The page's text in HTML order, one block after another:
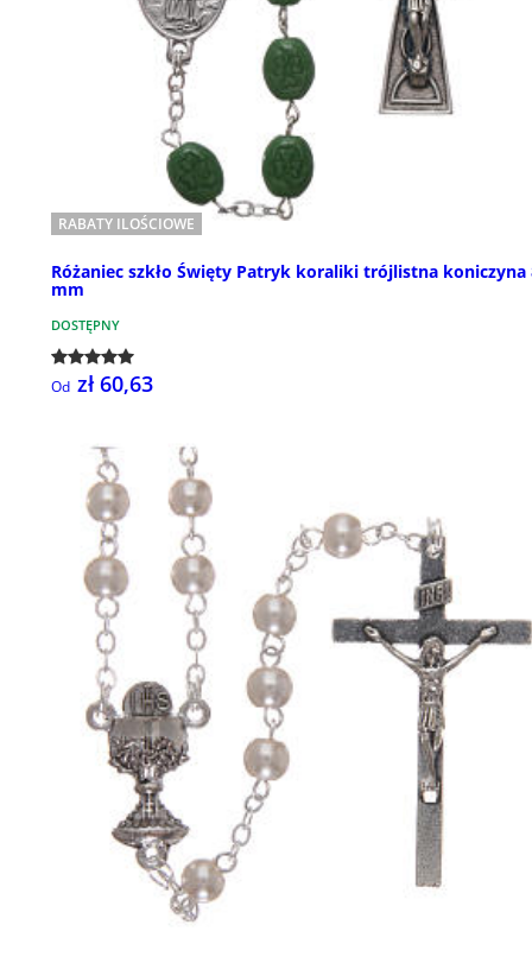
RABATY ILOŚCIOWE
Różaniec szkło Święty Patryk koraliki trójlistna koniczyna
mm
DOSTĘPNY
Od zł 60,63